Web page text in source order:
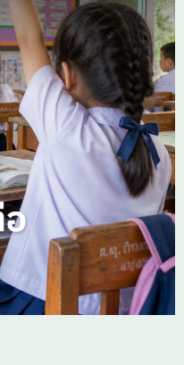
ร้อยละ 12.55
าสของเด็กกว่า 1.39 ล้า
ที่สำคัญคือคุณครูจากทั่วป
ง เพื่อช่วยเหลือให้เด็กได้
กษาคือการทำให้เด็กทุก
งตนเอง
ศึกษา #ทุนเสมอภาค
#